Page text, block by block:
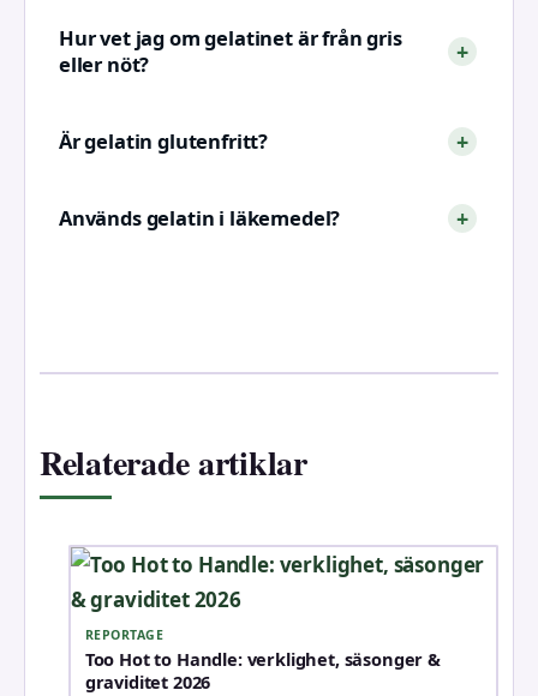
Hur vet jag om gelatinet är från gris
eller nöt?
Är gelatin glutenfritt?
Används gelatin i läkemedel?
Relaterade artiklar
REPORTAGE
Too Hot to Handle: verklighet, säsonger &
graviditet 2026